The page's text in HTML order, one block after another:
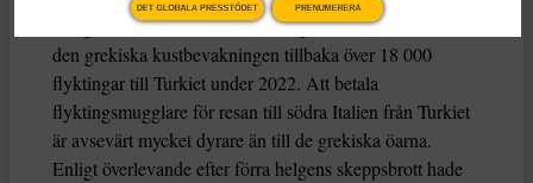
Enligt den turkiska kustbevakningens statistik skickade
den grekiska kustbevakningen tillbaka över 18 000
flyktingar till Turkiet under 2022. Att betala
flyktingsmugglare för resan till södra Italien från Turkiet
är avsevärt mycket dyrare än till de grekiska öarna.
Enligt överlevande efter förra helgens skeppsbrott hade
DET GLOBALA PRESSTÖDET PRENUMERERA